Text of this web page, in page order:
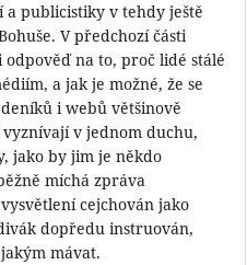
publicistiky v tehdy ještě
V předchozí části
na to, proč lidé stálé
a jak je možné, že se
i webů většinově
v jednom duchu,
jako by jim je někdo
míchá zpráva
cejchován jako
dopředu instruován,
mávat.